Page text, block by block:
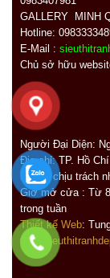
GALLERY MINH
Hotline:
E-Mail :
Chủ sở
Người Đại Diện:
Địa chỉ:TP. Hồ
Người chịu trách
Giờ mở cửa : Từ
trong tuần
Thiết kế Web: